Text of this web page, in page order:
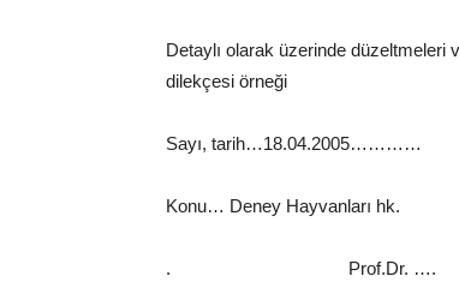
Detaylı olarak üzerinde düzeltmeleri
dilekçesi örneği
Sayı, tarih…18.04.2005…………
Konu… Deney Hayvanları hk.
. Prof.Dr. ….